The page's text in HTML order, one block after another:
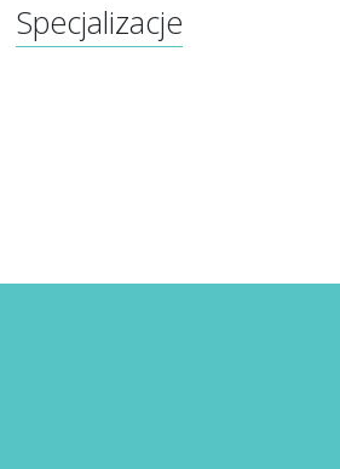
Specjalizacje